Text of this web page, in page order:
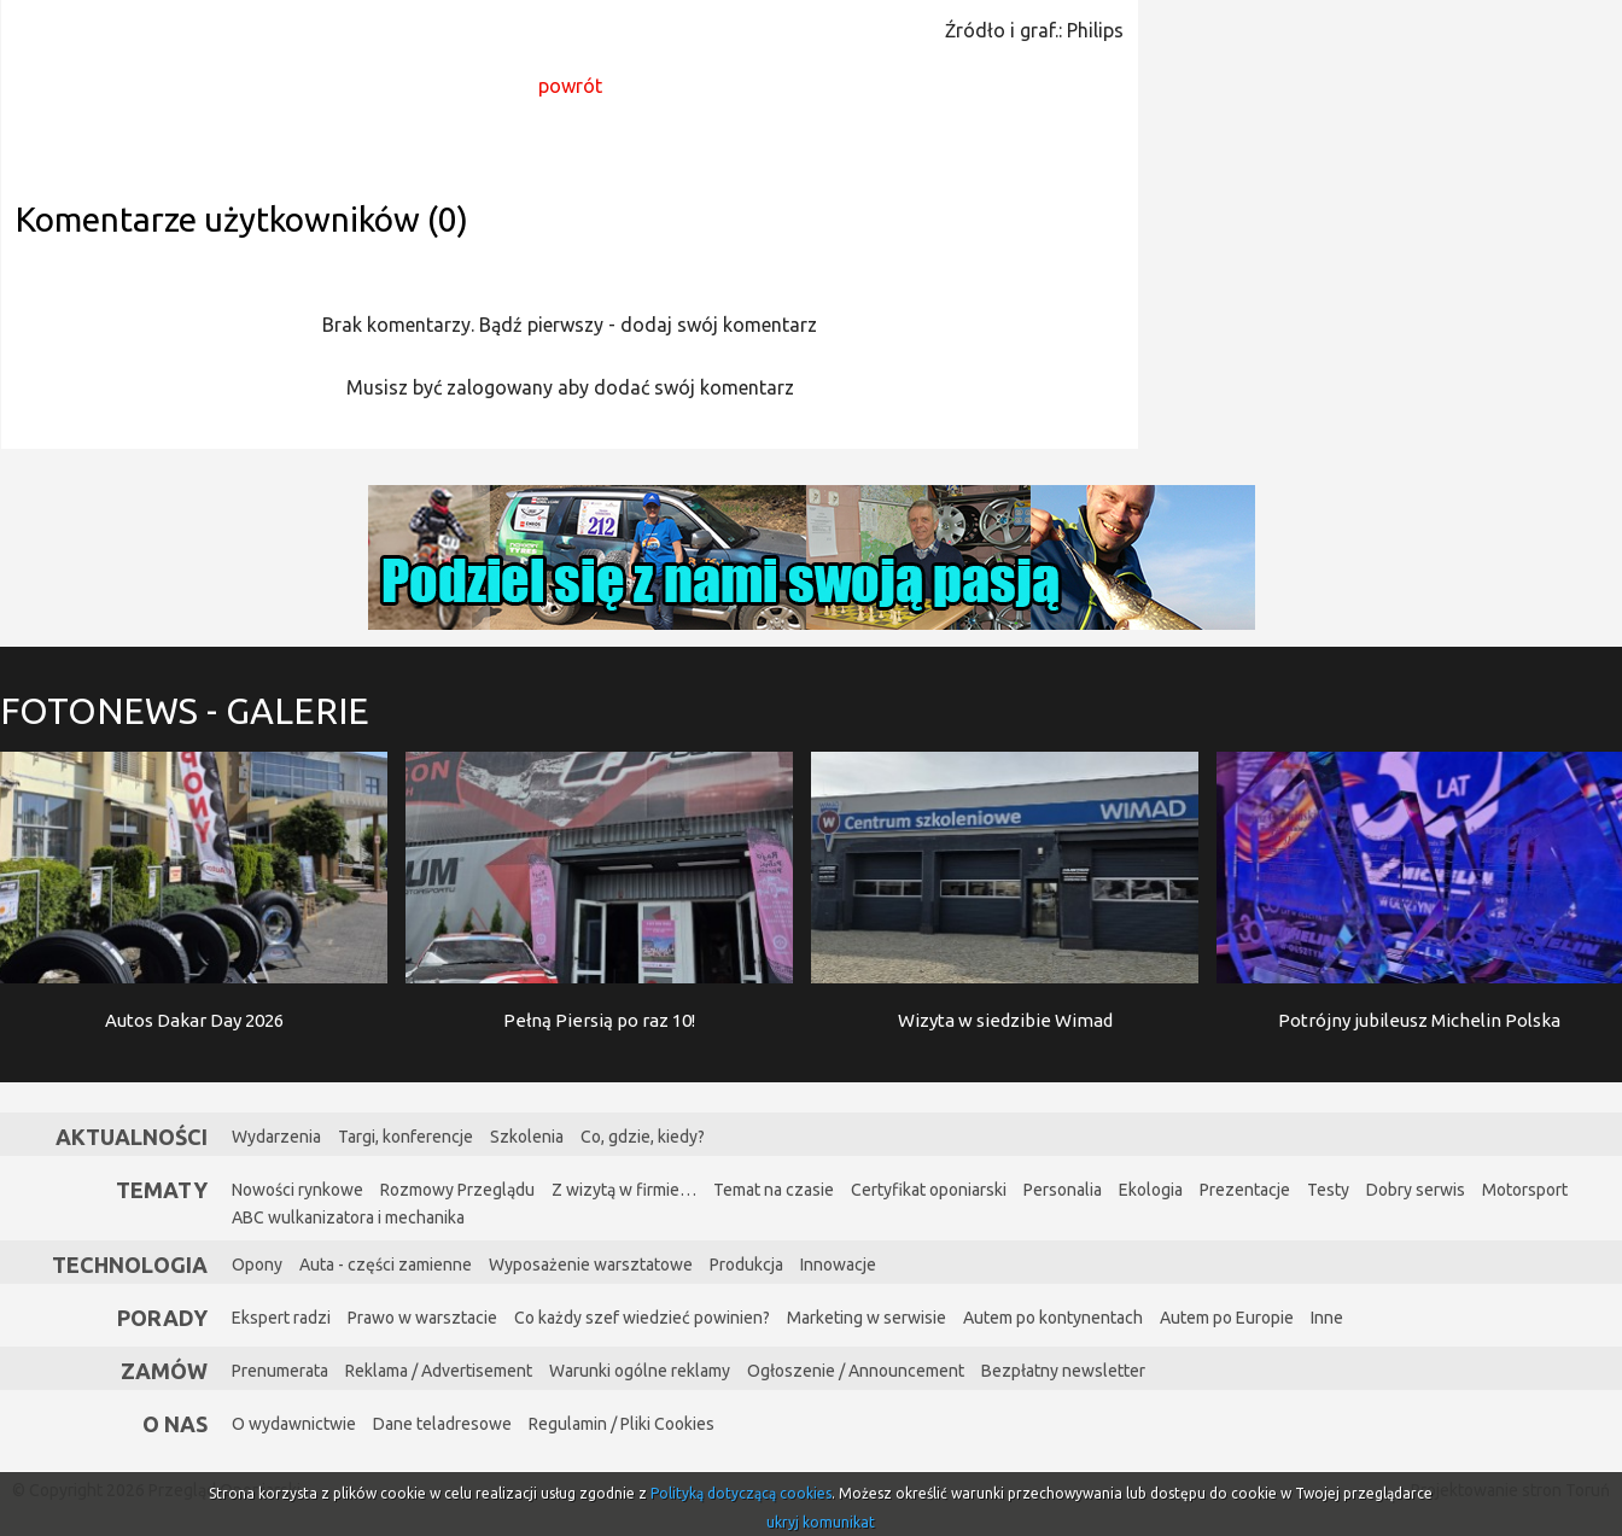
Źródło i graf.: Philips
powrót
Komentarze użytkowników (0)
Brak komentarzy. Bądź pierwszy - dodaj swój komentarz
Musisz być zalogowany aby dodać swój komentarz
FOTONEWS - GALERIE
Autos Dakar Day 2026 Pełną Piersią po raz 10! Wizyta w siedzibie Wimad Potrójny jubileusz Michelin Polska
AKTUALNOŚCI Wydarzenia Targi, konferencje Szkolenia Co, gdzie, kiedy?
TEMATY Nowości rynkowe Rozmowy Przeglądu Z wizytą w firmie… Temat na czasie Certyfikat oponiarski Personalia Ekologia Prezentacje Testy Dobry serwis
Motorsport
ABC wulkanizatora i mechanika
TECHNOLOGIA Opony Auta - części zamienne Wyposażenie warsztatowe Produkcja Innowacje
PORADY Ekspert radzi Prawo w warsztacie Co każdy szef wiedzieć powinien? Marketing w serwisie Autem po kontynentach Autem po Europie Inne
ZAMÓW Prenumerata Reklama / Advertisement Warunki ogólne reklamy Ogłoszenie / Announcement Bezpłatny newsletter
O NAS O wydawnictwie Dane teladresowe Regulamin / Pliki Cookies
© Copyright 2026 Przegląd Oponiarski Projektowanie stron Toruń
Strona korzysta z plików cookie w celu realizacji usług zgodnie z Polityką dotyczącą cookies. Możesz określić warunki przechowywania lub dostępu do cookie w Twojej przeglądarce
ukryj komunikat